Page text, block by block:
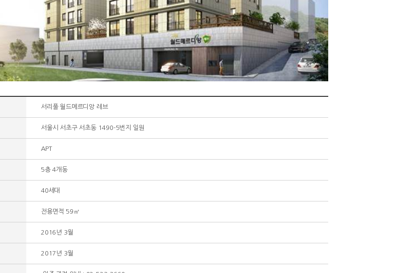
서리풀 월드메르디앙 레브
서울시 서초구 서초동 1490-5번지 일원
APT
5층 4개동
40세대
전용면적 59㎡
2016년 3월
2017년 3월